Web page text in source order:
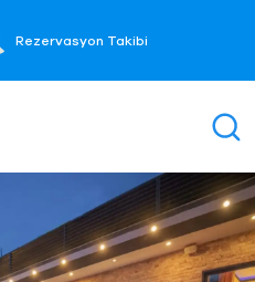
Rezervasyon Takibi